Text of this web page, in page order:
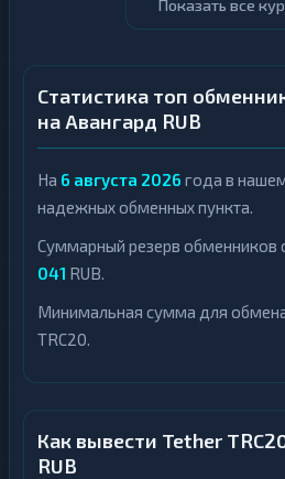
Показать все
Статистика топ
на Авангард RUB
На 6 августа 2026 года в
надежных обменных пункта.
Суммарный резерв обменников
041 RUB.
Минимальная сумма для
TRC20.
Как вывести Tether
RUB